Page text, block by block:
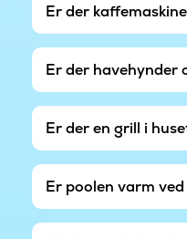
Er der
Er der havehynder
Er der en grill i
Er poolen varm